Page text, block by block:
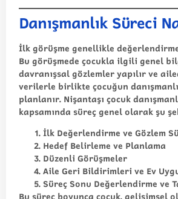
Danışmanlık Süreci
İlk görüşme genellikle
Bu görüşmede çocukla ilgili genel
davranışsal gözlemler yapılır ve
verilerle birlikte çocuğun
planlanır. Nişantaşı çocuk
kapsamında süreç genel olarak şu
İlk Değerlendirme ve Gözlem
Hedef Belirleme ve Planlama
Düzenli Görüşmeler
Aile Geri Bildirimleri ve Ev
Süreç Sonu Değerlendirme ve
Bu süreç boyunca çocuk, gelişimsel